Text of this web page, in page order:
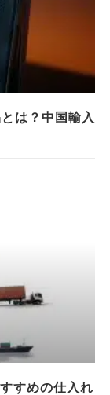
は？中国輸入
すめの仕入れ